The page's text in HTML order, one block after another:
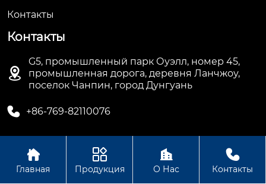
Контакты
Контакты

G5, промышленный парк Оуэлл, номер 45,
промышленная дорога, деревня Ланчжоу,
поселок Чанпин, город Дунгуань
 +86-769-82110076
Авторское право©ООО Дунгуань Топ Машинное
Оборудование

Главная

Продукция

О Нас

Контакты